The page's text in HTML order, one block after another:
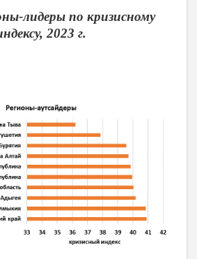
лидеры по кризисному
2023 г.